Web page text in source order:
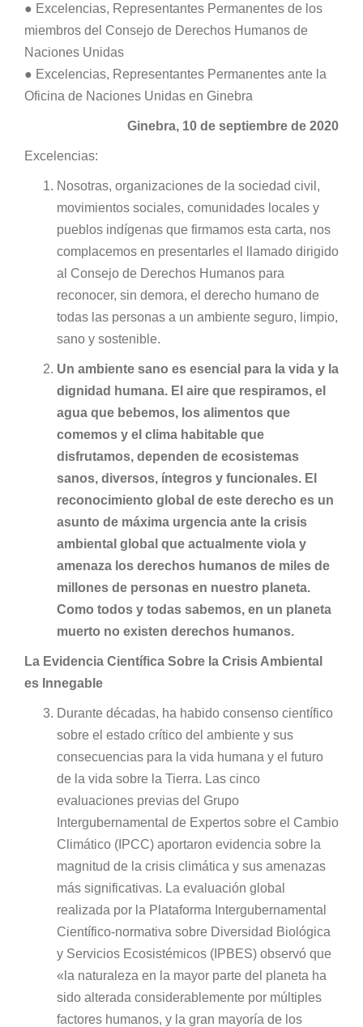
● Excelencias, Representantes Permanentes de los
miembros del Consejo de Derechos Humanos de
Naciones Unidas
● Excelencias, Representantes Permanentes ante la
Oficina de Naciones Unidas en Ginebra
Ginebra, 10 de septiembre de 2020
Excelencias:
Nosotras, organizaciones de la sociedad civil,
movimientos sociales, comunidades locales y
pueblos indígenas que firmamos esta carta, nos
complacemos en presentarles el llamado dirigido
al Consejo de Derechos Humanos para
reconocer, sin demora, el derecho humano de
todas las personas a un ambiente seguro, limpio,
sano y sostenible.
Un ambiente sano es esencial para la vida y la
dignidad humana. El aire que respiramos, el
agua que bebemos, los alimentos que
comemos y el clima habitable que
disfrutamos, dependen de ecosistemas
sanos, diversos, íntegros y funcionales. El
reconocimiento global de este derecho es un
asunto de máxima urgencia ante la crisis
ambiental global que actualmente viola y
amenaza los derechos humanos de miles de
millones de personas en nuestro planeta.
Como todos y todas sabemos, en un planeta
muerto no existen derechos humanos.
La Evidencia Científica Sobre la Crisis Ambiental
es Innegable
Durante décadas, ha habido consenso científico
sobre el estado crítico del ambiente y sus
consecuencias para la vida humana y el futuro
de la vida sobre la Tierra. Las cinco
evaluaciones previas del Grupo
Intergubernamental de Expertos sobre el Cambio
Climático (IPCC) aportaron evidencia sobre la
magnitud de la crisis climática y sus amenazas
más significativas. La evaluación global
realizada por la Plataforma Intergubernamental
Científico-normativa sobre Diversidad Biológica
y Servicios Ecosistémicos (IPBES) observó que
«la naturaleza en la mayor parte del planeta ha
sido alterada considerablemente por múltiples
factores humanos, y la gran mayoría de los